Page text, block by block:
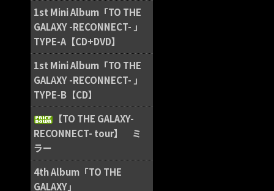
1st Mini Album「TO THE
GALAXY -RECONNECT- 」
TYPE-A【CD+DVD】
1st Mini Album「TO THE
GALAXY -RECONNECT- 」
TYPE-B【CD】
【TO THE GALAXY-
RECONNECT- tour】 ミ
ラー
4th Album「TO THE
GALAXY」